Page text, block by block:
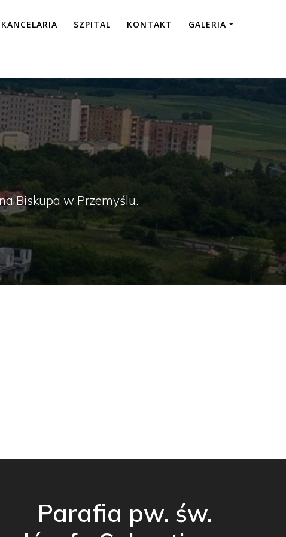
KANCELARIA SZPITAL KONTAKT GALERIA
Biskupa w Przemyślu.
Parafia pw. św.